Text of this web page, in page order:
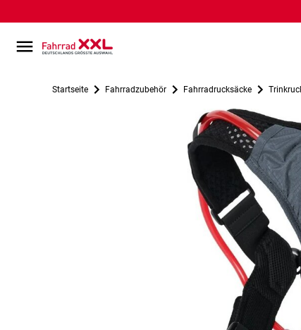
Startseite Fahrradzubehör Fahrradrucksäcke